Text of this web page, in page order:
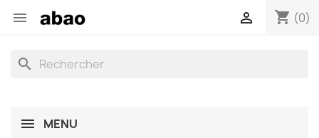
 shopping_cart (0)

search
MENU